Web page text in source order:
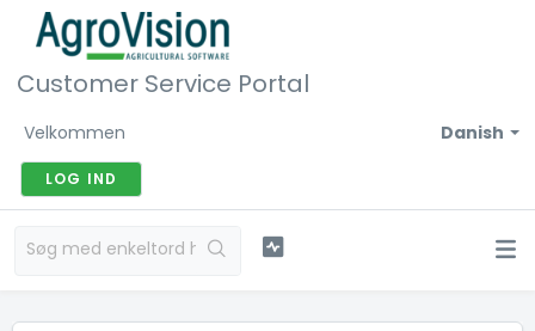
Customer Service Portal
Danish
Velkommen
LOG IND